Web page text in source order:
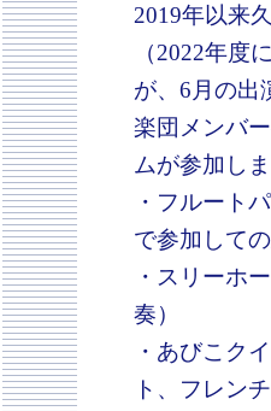
2019年以来
（2022年度
が、6月の出
楽団メンバ
ムが参加しま
・フルート
で参加しての
・スリーホ
奏）
・あびこク
ト、フレン